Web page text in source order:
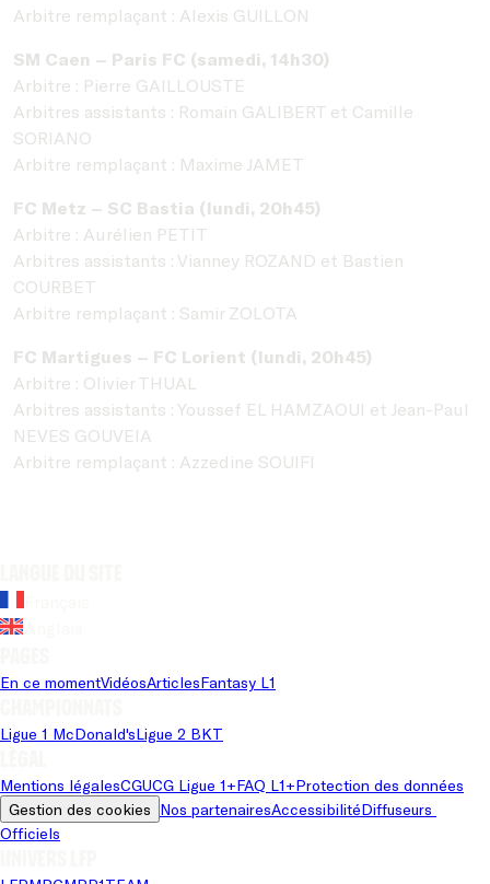
Arbitre remplaçant : Alexis GUILLON
SM Caen – Paris FC (samedi, 14h30)
Arbitre : Pierre GAILLOUSTE
Arbitres assistants : Romain GALIBERT et Camille
SORIANO
Arbitre remplaçant : Maxime JAMET
FC Metz – SC Bastia (lundi, 20h45)
Arbitre : Aurélien PETIT
Arbitres assistants : Vianney ROZAND et Bastien
COURBET
Arbitre remplaçant : Samir ZOLOTA
FC Martigues – FC Lorient (lundi, 20h45)
Arbitre : Olivier THUAL
Arbitres assistants : Youssef EL HAMZAOUI et Jean-Paul
NEVES GOUVEIA
Arbitre remplaçant : Azzedine SOUIFI
En ce momentVidéosArticlesFantasy L1
Ligue 1 McDonald'sLigue 2 BKT
Mentions légalesCGUCG Ligue 1+FAQ L1+Protection des données
Gestion des cookies Nos partenairesAccessibilitéDiffuseurs
Officiels